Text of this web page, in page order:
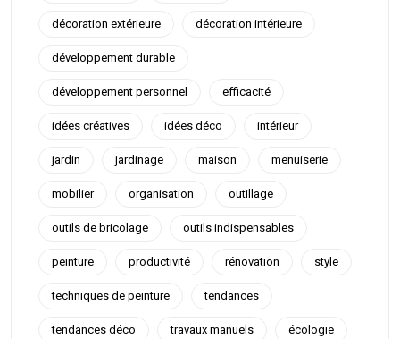
décoration extérieure décoration intérieure
développement durable
développement personnel efficacité
idées créatives idées déco intérieur
jardin jardinage maison menuiserie
mobilier organisation outillage
outils de bricolage outils indispensables
peinture productivité rénovation style
techniques de peinture tendances
tendances déco travaux manuels écologie